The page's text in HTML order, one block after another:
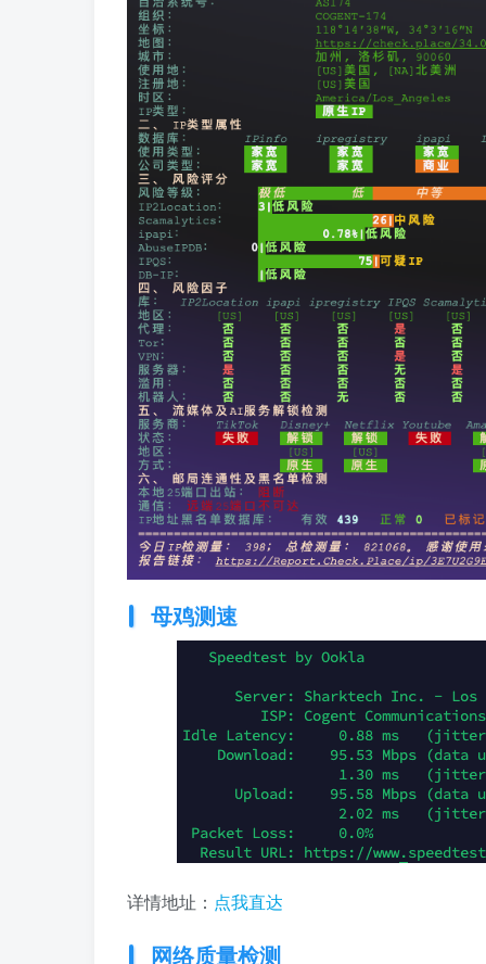
母鸡测速
详情地址： 点我直达
网络质量检测